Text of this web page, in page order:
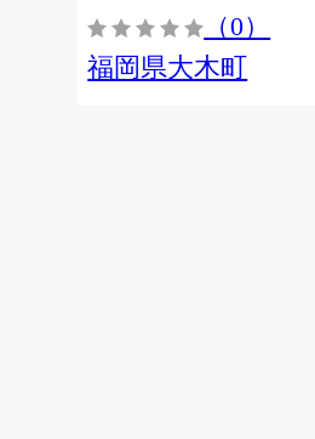
（0）
福岡県大木町